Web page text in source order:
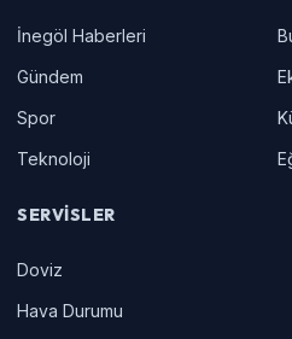
İnegöl Haberleri
Gündem
Spor
Teknoloji
SERVISLER
Doviz
Hava Durumu